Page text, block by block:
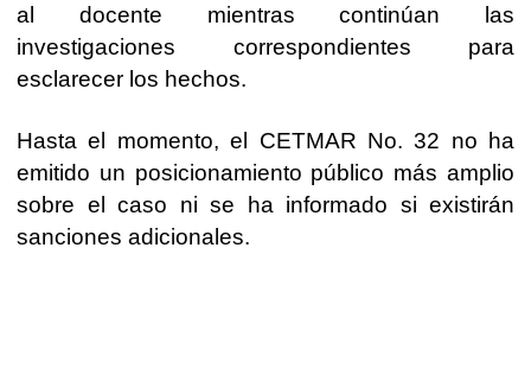
al docente mientras continúan las
investigaciones correspondientes para
esclarecer los hechos.
Hasta el momento, el CETMAR No. 32 no ha
emitido un posicionamiento público más amplio
sobre el caso ni se ha informado si existirán
sanciones adicionales.